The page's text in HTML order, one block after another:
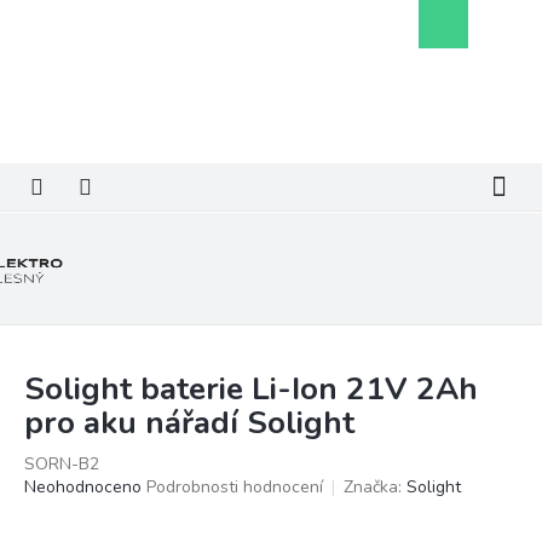
košík
Solight baterie Li-Ion 21V 2Ah
pro aku nářadí Solight
SORN-B2
Průměrné
Neohodnoceno Podrobnosti hodnocení Značka: Solight